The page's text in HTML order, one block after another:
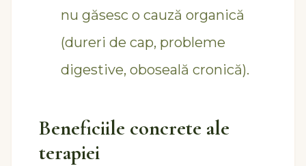
nu găsesc o cauză organică
(dureri de cap, probleme
digestive, oboseală cronică).
Beneficiile concrete ale
terapiei